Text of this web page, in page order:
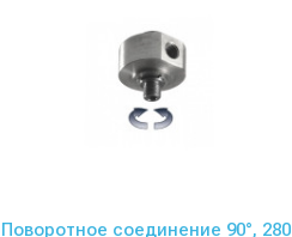
Поворотное соединение 90°, 280